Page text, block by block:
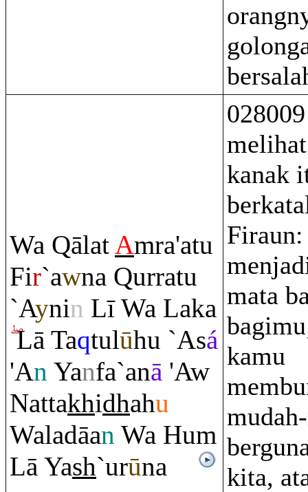
Wa QālatAmra'atu
Fir`awna Qurratu
`Aynin Lī Wa Laka
Lā Taqtulūhu `Asá
'An Yanfa`anā 'Aw
Nattakhidhahu
Waladāan Wa Hum
Lā Yash`urūna
kanak
mata
kamu
kita,